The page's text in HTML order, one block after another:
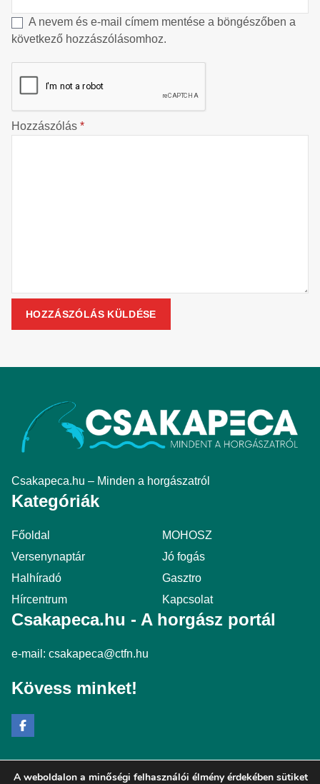
A nevem és e-mail címem mentése a böngészőben a
következő hozzászólásomhoz.
Hozzászólás *
Csakapeca.hu – Minden a horgászatról
Kategóriák
Főoldal
MOHOSZ
Versenynaptár
Jó fogás
Halhíradó
Gasztro
Hírcentrum
Kapcsolat
Csakapeca.hu - A horgász portál
e-mail: csakapeca@ctfn.hu
Kövess minket!
A weboldalon a minőségi felhasználói élmény érdekében sütiket